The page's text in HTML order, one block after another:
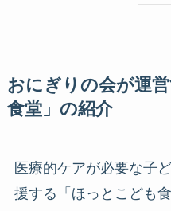
おにぎりの会が運
食堂」の紹介
医療的ケアが必要な子
援する「ほっとこども